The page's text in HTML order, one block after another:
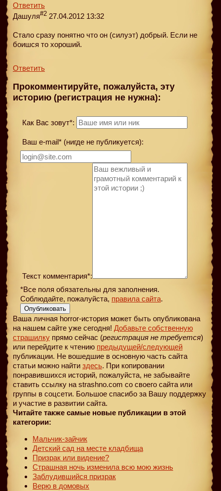
Ответить
Дашуля#2 27.04.2012 13:32
Стало сразу понятно что он (силуэт) добрый. Если не
боишся то хороший.
Ответить
Прокомментируйте, пожалуйста, эту
историю (регистрация не нужна):
Как Вас зовут*:
Ваш e-mail* (нигде не публикуется):
Текст комментария*:
*Все поля обязательны для заполнения.
Соблюдайте, пожалуйста, правила сайта.
Опубликовать
Ваша личная horror-история может быть опубликована
на нашем сайте уже сегодня! Добавьте собственную
страшилку прямо сейчас (регистрация не требуется)
или перейдите к чтению предыдущей/следующей
публикации. Не вошедшие в основную часть сайта
статьи можно найти здесь. При копировании
понравившихся историй, пожалуйста, не забывайте
ставить ссылку на strashno.com со своего сайта или
группы в соцсети. Большое спасибо за Вашу поддержку
и участие в развитии сайта.
Читайте также самые новые публикации в этой
категории:
Мальчик-зайчик
Детский сад на месте кладбища
Призрак или видение?
Страшная ночь изменила всю мою жизнь
Заблудившийся призрак
Верю в домовых